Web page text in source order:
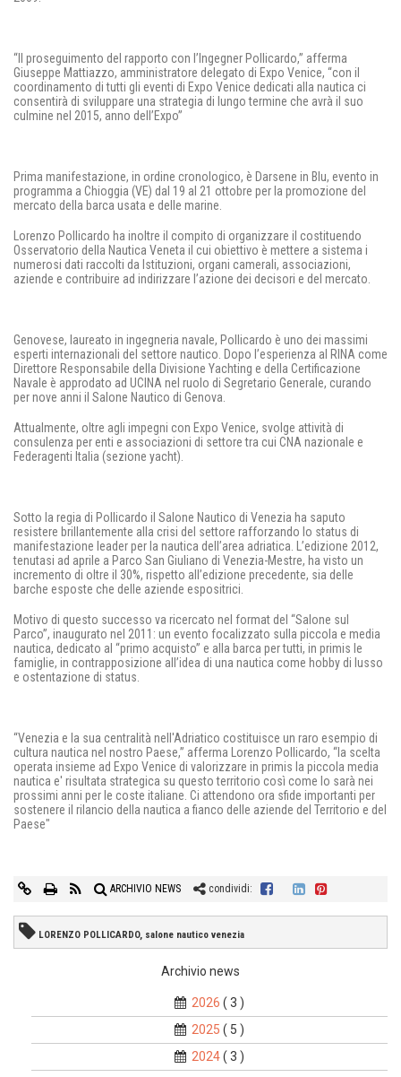
“Il proseguimento del rapporto con l’Ingegner Pollicardo,” afferma
Giuseppe Mattiazzo, amministratore delegato di Expo Venice, “con il
coordinamento di tutti gli eventi di Expo Venice dedicati alla nautica ci
consentirà di sviluppare una strategia di lungo termine che avrà il suo
culmine nel 2015, anno dell’Expo”
Prima manifestazione, in ordine cronologico, è Darsene in Blu, evento in
programma a Chioggia (VE) dal 19 al 21 ottobre per la promozione del
mercato della barca usata e delle marine.
Lorenzo Pollicardo ha inoltre il compito di organizzare il costituendo
Osservatorio della Nautica Veneta il cui obiettivo è mettere a sistema i
numerosi dati raccolti da Istituzioni, organi camerali, associazioni,
aziende e contribuire ad indirizzare l’azione dei decisori e del mercato.
Genovese, laureato in ingegneria navale, Pollicardo è uno dei massimi
esperti internazionali del settore nautico. Dopo l’esperienza al RINA come
Direttore Responsabile della Divisione Yachting e della Certificazione
Navale è approdato ad UCINA nel ruolo di Segretario Generale, curando
per nove anni il Salone Nautico di Genova.
Attualmente, oltre agli impegni con Expo Venice, svolge attività di
consulenza per enti e associazioni di settore tra cui CNA nazionale e
Federagenti Italia (sezione yacht).
Sotto la regia di Pollicardo il Salone Nautico di Venezia ha saputo
resistere brillantemente alla crisi del settore rafforzando lo status di
manifestazione leader per la nautica dell’area adriatica. L’edizione 2012,
tenutasi ad aprile a Parco San Giuliano di Venezia-Mestre, ha visto un
incremento di oltre il 30%, rispetto all’edizione precedente, sia delle
barche esposte che delle aziende espositrici.
Motivo di questo successo va ricercato nel format del “Salone sul
Parco”, inaugurato nel 2011: un evento focalizzato sulla piccola e media
nautica, dedicato al “primo acquisto” e alla barca per tutti, in primis le
famiglie, in contrapposizione all’idea di una nautica come hobby di lusso
e ostentazione di status.
“Venezia e la sua centralità nell'Adriatico costituisce un raro esempio di
cultura nautica nel nostro Paese,” afferma Lorenzo Pollicardo, “la scelta
operata insieme ad Expo Venice di valorizzare in primis la piccola media
nautica e' risultata strategica su questo territorio così come lo sarà nei
prossimi anni per le coste italiane. Ci attendono ora sfide importanti per
sostenere il rilancio della nautica a fianco delle aziende del Territorio e del
Paese"
ARCHIVIO NEWS condividi:
LORENZO POLLICARDO, salone nautico venezia
Archivio news
2026 ( 3 )
2025 ( 5 )
2024( 3 )